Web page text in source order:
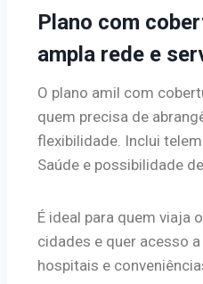
Plano com
ampla rede e
O plano amil com
quem precisa de
flexibilidade. Inclui
Saúde e possibilidade
É ideal para quem viaja
cidades e quer acesso
hospitais e